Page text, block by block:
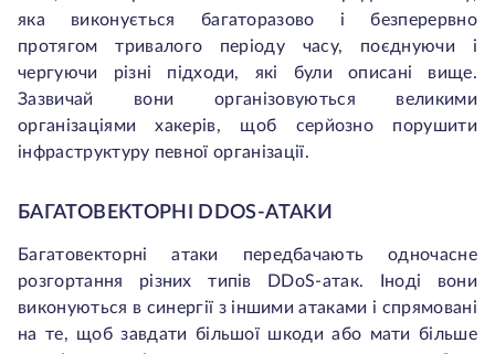
яка виконується багаторазово і безперервно
протягом тривалого періоду часу, поєднуючи і
чергуючи різні підходи, які були описані вище.
Зазвичай вони організовуються великими
організаціями хакерів, щоб серйозно порушити
інфраструктуру певної організації.
БАГАТОВЕКТОРНІ DDOS-АТАКИ
Багатовекторні атаки передбачають одночасне
розгортання різних типів DDoS-атак. Іноді вони
виконуються в синергії з іншими атаками і спрямовані
на те, щоб завдати більшої шкоди або мати більше